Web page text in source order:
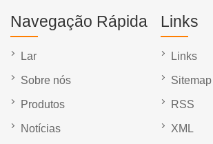
Navegação Rápida
Lar
Sobre nós
Produtos
Notícias
Links
Links
Sitemap
RSS
XML